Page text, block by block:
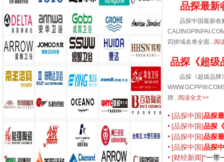
品探最新
品探中国最新收
四拼域名将全面...阅
品探《超级
品探《超级品牌
牌...阅读全文>>
[品探中国]品探
[品探中国]品探
网
[品探中国]品探
一份事业
[品探中国]品探
[财经新闻]“一带